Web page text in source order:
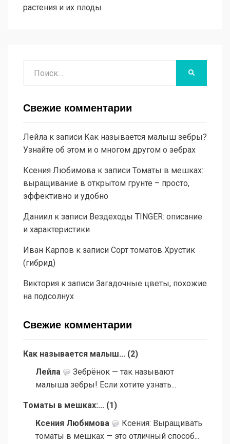
растения и их плоды
Свежие комментарии
Лейла к записи Как называется малыш зебры?
Узнайте об этом и о многом другом о зебрах
Ксения Любимова к записи Томаты в мешках:
выращивание в открытом грунте – просто,
эффективно и удобно
Даниил к записи Вездеходы TINGER: описание
и характеристики
Иван Карпов к записи Сорт томатов Хрустик
(гибрид)
Виктория к записи Загадочные цветы, похожие
на подсолнух
Свежие комментарии
Как называется малыш... (2)
Лейла
Зебрёнок — так называют
малыша зебры! Если хотите узнать...
Томаты в мешках:... (1 )
Ксения Любимова
Ксения: Выращивать
томаты в мешках — это отличный способ...